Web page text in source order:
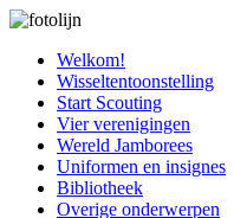
Welkom!
Wisseltentoonstelling
Start Scouting
Vier verenigingen
Wereld Jamborees
Uniformen en insignes
Bibliotheek
Overige onderwerpen